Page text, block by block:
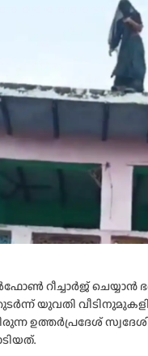
ചെയ്യാൻ
യുവതി
ഉത്തർപ്രദേശ്